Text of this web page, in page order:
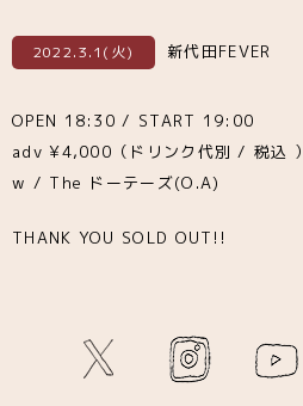
2022.3.1(火) 新代田FEVER
OPEN 18:30 / START 19:00
adv ¥4,000（ドリンク代別 / 税込 ）
w / The ドーテーズ(O.A)
THANK YOU SOLD OUT!!